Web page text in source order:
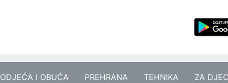
ODJEĆA I OBUĆA PREHRANA TEHNIKA ZA